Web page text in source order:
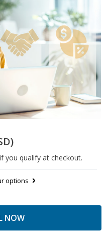
you qualify at checkout.
options
NOW